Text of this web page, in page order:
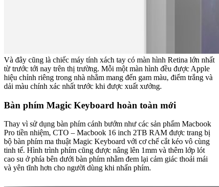
Và đây cũng là chiếc máy tính xách tay có màn hình Retina lớn nhất
từ trước tới nay trên thị trường. Mỗi một màn hình đều được Apple
hiệu chỉnh riêng trong nhà nhằm mang đến gam màu, điểm trắng và
dải màu chính xác nhất trước khi được xuất xưởng.
Bàn phím Magic Keyboard hoàn toàn mới
Thay vì sử dụng bàn phím cánh bướm như các sản phẩm Macbook
Pro tiền nhiệm, CTO – Macbook 16 inch 2TB RAM được trang bị
bộ bàn phím ma thuật Magic Keyboard với cơ chế cắt kéo vô cùng
tinh tế. Hình trình phím cũng được nâng lên 1mm và thêm lớp lót
cao su ở phía bên dưới bàn phím nhằm đem lại cảm giác thoải mái
và yên tĩnh hơn cho người dùng khi nhấn phím.